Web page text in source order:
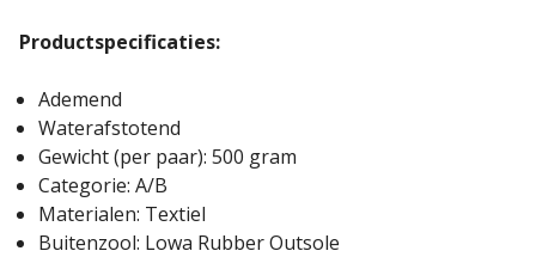
Productspecificaties:
Ademend
Waterafstotend
Gewicht (per paar): 500 gram
Categorie: A/B
Materialen: Textiel
Buitenzool: Lowa Rubber Outsole